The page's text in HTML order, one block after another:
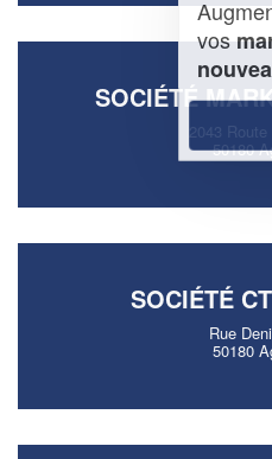
SOCIÉTÉ
2043
50180
SOCIÉTÉ
Rue
50180
Augmentez
vosmarges
nouveaux